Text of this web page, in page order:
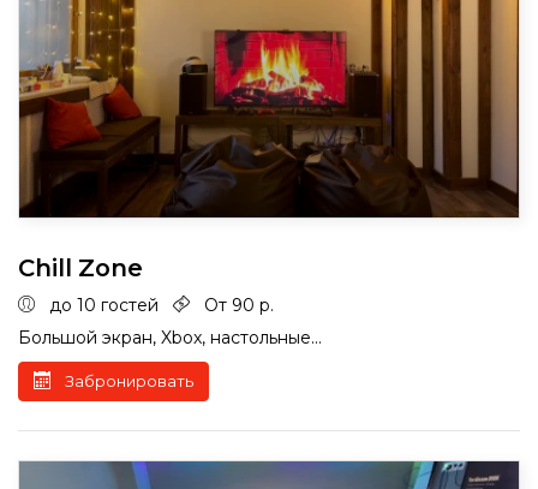
Chill Zone
до 10 гостей
От 90 р.
Большой экран, Xbox, настольные...
Забронировать